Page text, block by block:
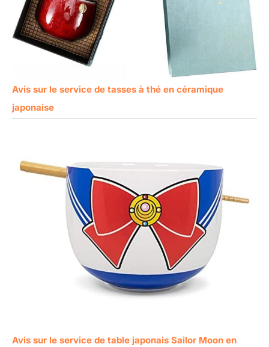
Avis sur le service de tasses à thé en céramique
japonaise
Avis sur le service de table japonais Sailor Moon en